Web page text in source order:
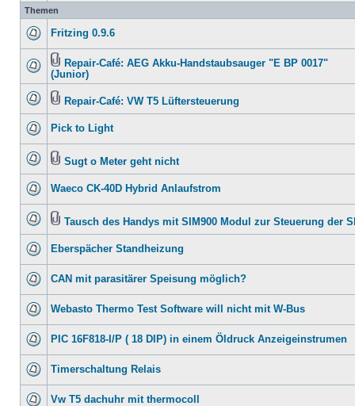
Themen
Fritzing 0.9.6
Repair-Café: AEG Akku-Handstaubsauger "E BP 0017"
(Junior)
Repair-Café: VW T5 Lüftersteuerung
Pick to Light
Sugt o Meter geht nicht
Waeco CK-40D Hybrid Anlaufstrom
Tausch des Handys mit SIM900 Modul zur Steuerung der
Eberspächer Standheizung
CAN mit parasitärer Speisung möglich?
Webasto Thermo Test Software will nicht mit W-Bus
PIC 16F818-I/P ( 18 DIP) in einem Öldruck Anzeigeinstrumen
Timerschaltung Relais
Vw T5 dachuhr mit thermocoll